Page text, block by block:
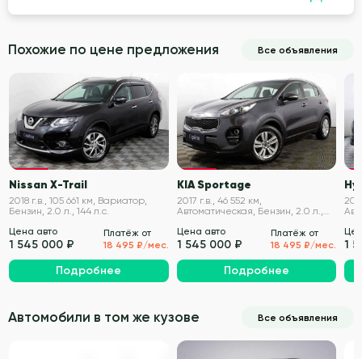
Похожие по цене предложения Все объявления
VIN проверен
Nissan X-Trail
2018 г.в., 105 661 км, Вариатор,
Бензин, 2.0 л., 144 л.с.
Цена авто
1 545 000 ₽
Платёж от
18 495 ₽/мес.
Подробнее
VIN проверен
KIA Sportage
2017 г.в., 46 552 км,
Автоматическая, Бензин, 2.0 л.,
Цена авто
1 545 000 ₽
Платёж от
18 495 ₽/мес.
Подробнее
1
Автомобили в том же кузове Все объявления